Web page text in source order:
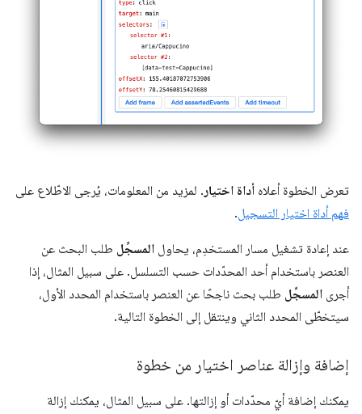
تعرض الخطوة أعلاه أداة اختيار . لمزيد من المعلومات، يُرجى الاطّلاع على
فهم أداة اختيار التسجيل.
عند إعادة تشغيل مسار المستخدِم، يحاول المسجِّل طلب البحث عن
العنصر باستخدام أحد المحدّدات حسب التسلسل. على سبيل المثال، إذا
أجرى المسجِّل طلب بحث ناجحًا عن العنصر باستخدام المحدد الأول،
سيتخطّى المحدد الثاني وينتقل إلى الخطوة التالية.
إضافة وإزالة عناصر اختيار من خطوة
يمكنك إضافة أيّ محدّدات أو إزالتها. على سبيل المثال، يمكنك إزالة